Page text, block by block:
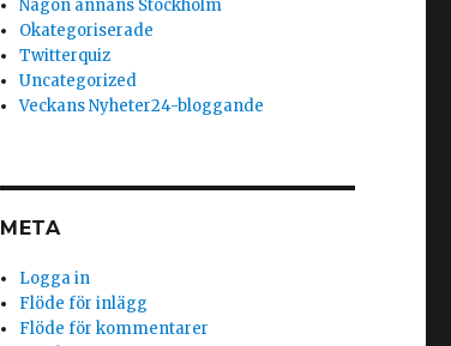
Någon annans Stockholm
Okategoriserade
Twitterquiz
Uncategorized
Veckans Nyheter24-bloggande
META
Logga in
Flöde för inlägg
Flöde för kommentarer